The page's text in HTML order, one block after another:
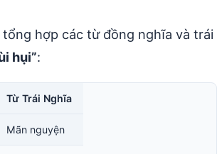
tổng hợp các từ đồng nghĩa và trái
hụi”:
Từ Trái Nghĩa
Mãn nguyện